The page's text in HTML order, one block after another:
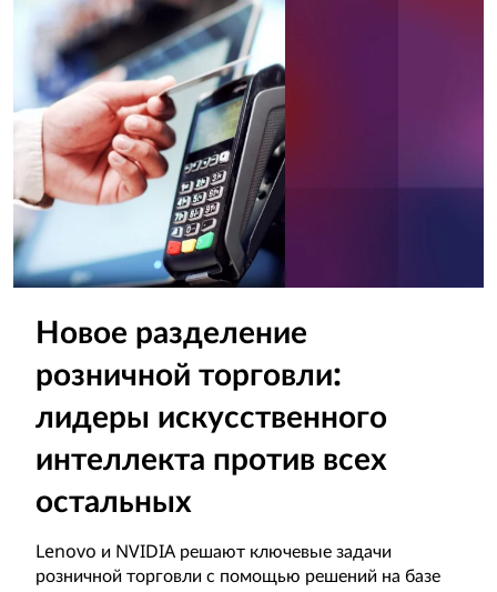
Новое разделение
розничной торговли:
лидеры искусственного
интеллекта против всех
остальных
Lenovo и NVIDIA решают ключевые задачи
розничной торговли с помощью решений на базе